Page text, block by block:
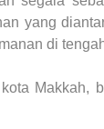
yang
di
Makkah,